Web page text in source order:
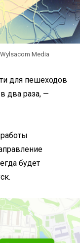
Media
для пешеходов
два раза, —
будет